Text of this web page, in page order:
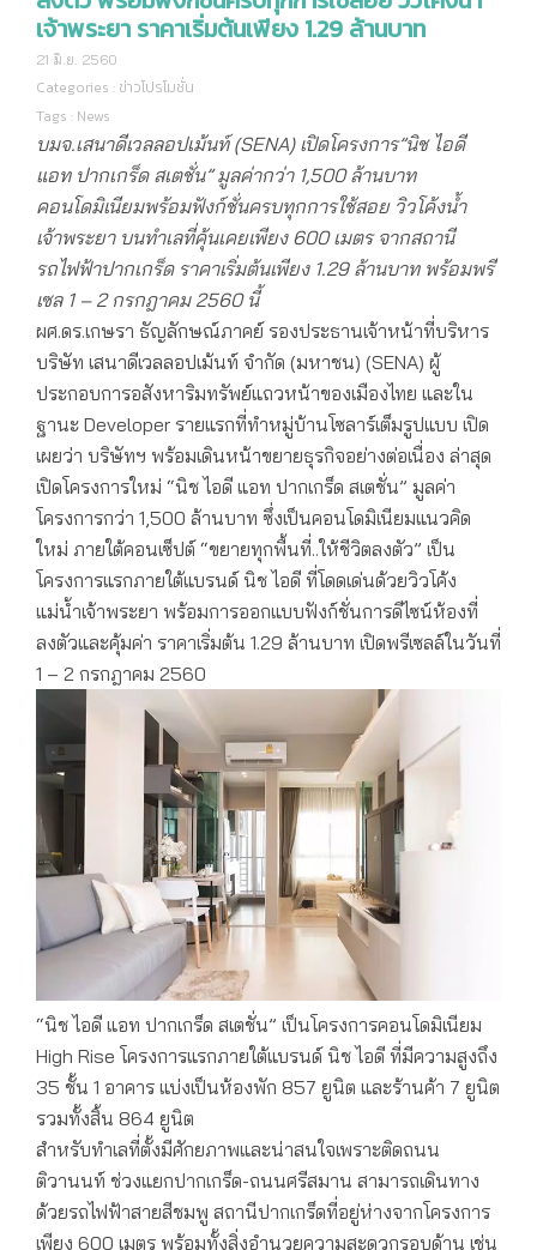
เจ้าพระยา ราคาเริ่มต้นเพียง 1.29 ล้านบาท
21 มิ.ย. 2560
Categories : ข่าวโปรโมชั่น
Tags : News
บมจ.เสนาดีเวลลอปเม้นท์ (SENA) เปิดโครงการ”นิช ไอดี
แอท ปากเกร็ด สเตชั่น” มูลค่ากว่า 1,500 ล้านบาท
คอนโดมิเนียมพร้อมฟังก์ชั่นครบทุกการใช้สอย วิวโค้งน้ำ
เจ้าพระยา บนทำเลที่คุ้นเคยเพียง 600 เมตร จากสถานี
รถไฟฟ้าปากเกร็ด ราคาเริ่มต้นเพียง 1.29 ล้านบาท พร้อมพรี
เซล 1 – 2 กรกฎาคม 2560 นี้
ผศ.ดร.เกษรา ธัญลักษณ์ภาคย์ รองประธานเจ้าหน้าที่บริหาร
บริษัท เสนาดีเวลลอปเม้นท์ จำกัด (มหาชน) (SENA) ผู้
ประกอบการอสังหาริมทรัพย์แถวหน้าของเมืองไทย และใน
ฐานะ Developer รายแรกที่ทำหมู่บ้านโซลาร์เต็มรูปแบบ เปิด
เผยว่า บริษัทฯ พร้อมเดินหน้าขยายธุรกิจอย่างต่อเนื่อง ล่าสุด
เปิดโครงการใหม่ “นิช ไอดี แอท ปากเกร็ด สเตชั่น” มูลค่า
โครงการกว่า 1,500 ล้านบาท ซึ่งเป็นคอนโดมิเนียมแนวคิด
ใหม่ ภายใต้คอนเซ็ปต์ “ขยายทุกพื้นที่..ให้ชีวิตลงตัว” เป็น
โครงการแรกภายใต้แบรนด์ นิช ไอดี ที่โดดเด่นด้วยวิวโค้ง
แม่น้ำเจ้าพระยา พร้อมการออกแบบฟังก์ชั่นการดีไซน์ห้องที่
ลงตัวและคุ้มค่า ราคาเริ่มต้น 1.29 ล้านบาท เปิดพรีเซลล์ในวันที่
1 – 2 กรกฎาคม 2560
“นิช ไอดี แอท ปากเกร็ด สเตชั่น” เป็นโครงการคอนโดมิเนียม
High Rise โครงการแรกภายใต้แบรนด์ นิช ไอดี ที่มีความสูงถึง
35 ชั้น 1 อาคาร แบ่งเป็นห้องพัก 857 ยูนิต และร้านค้า 7 ยูนิต
รวมทั้งสิ้น 864 ยูนิต
สำหรับทำเลที่ตั้งมีศักยภาพและน่าสนใจเพราะติดถนน
ติวานนท์ ช่วงแยกปากเกร็ด-ถนนศรีสมาน สามารถเดินทาง
ด้วยรถไฟฟ้าสายสีชมพู สถานีปากเกร็ดที่อยู่ห่างจากโครงการ
เพียง 600 เมตร พร้อมทั้งสิ่งอำนวยความสะดวกรอบด้าน เช่น